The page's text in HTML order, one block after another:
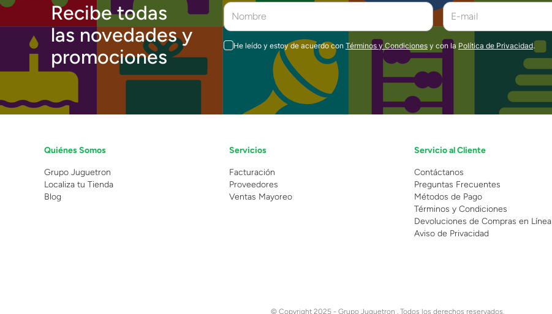
Recibe todas
las novedades y
promociones
He leído y estoy de acuerdo con Términos y Condiciones y con la Política de Privacidad.
Quiénes Somos
Grupo Juguetron
Localiza tu Tienda
Blog
Servicios
Facturación
Proveedores
Ventas Mayoreo
Servicio al Cliente
Contáctanos
Preguntas Frecuentes
Métodos de Pago
Términos y Condiciones
Devoluciones de Compras en Línea
Aviso de Privacidad
© Copyright 2025 - Grupo Juguetron . Todos los derechos reservados.